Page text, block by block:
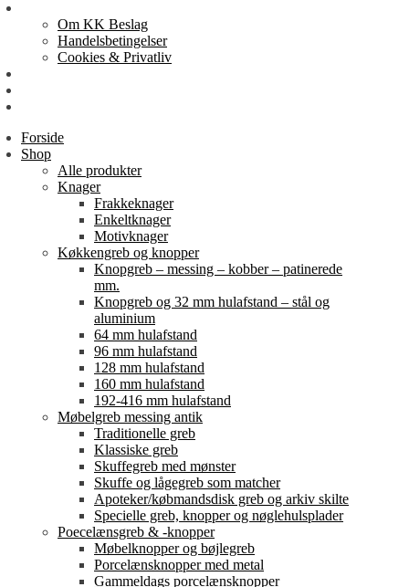
Om KK Beslag
Handelsbetingelser
Cookies & Privatliv
Forside
Shop
Alle produkter
Knager
Frakkeknager
Enkeltknager
Motivknager
Køkkengreb og knopper
Knopgreb – messing – kobber – patinerede
mm.
Knopgreb og 32 mm hulafstand – stål og
aluminium
64 mm hulafstand
96 mm hulafstand
128 mm hulafstand
160 mm hulafstand
192-416 mm hulafstand
Møbelgreb messing antik
Traditionelle greb
Klassiske greb
Skuffegreb med mønster
Skuffe og lågegreb som matcher
Apoteker/købmandsdisk greb og arkiv skilte
Specielle greb, knopper og nøglehulsplader
Poecelænsgreb & -knopper
Møbelknopper og bøjlegreb
Porcelænsknopper med metal
Gammeldags porcelænsknopper